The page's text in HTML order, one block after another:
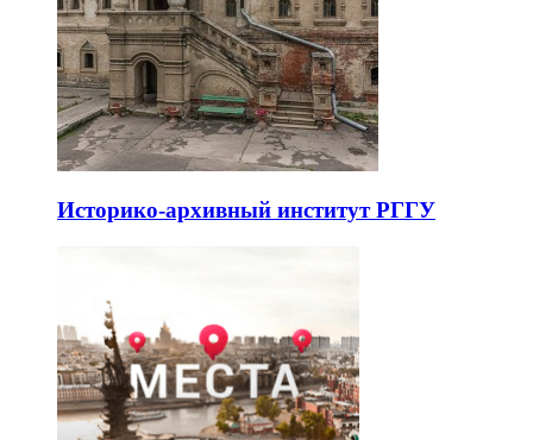
Историко-архивный институт РГГУ